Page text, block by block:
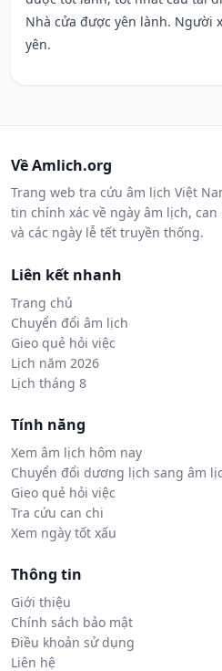
Nhà cửa được yên lành. Người
yên.
Về Amlich.org
Trang web tra cứu âm lịch Việt
tin chính xác về ngày âm lịch,
và các ngày lễ tết truyền thống.
Liên kết nhanh
Trang chủ
Chuyển đổi âm lịch
Gieo quẻ hỏi việc
Lịch năm 2026
Lịch tháng 8
Tính năng
Xem âm lịch hôm nay
Chuyển đổi dương lịch sang âm
Gieo quẻ hỏi việc
Tra cứu can chi
Xem ngày tốt xấu
Thông tin
Giới thiệu
Chính sách bảo mật
Điều khoản sử dụng
Liên hệ